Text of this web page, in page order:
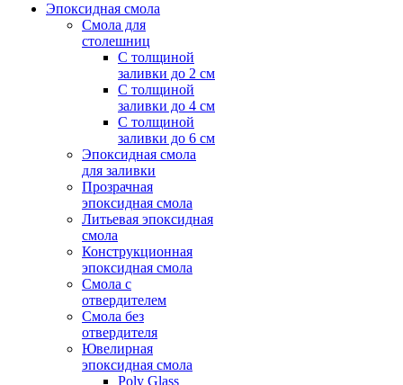
Эпоксидная смола
Смола для
столешниц
С толщиной
заливки до 2 см
С толщиной
заливки до 4 см
С толщиной
заливки до 6 см
Эпоксидная смола
для заливки
Прозрачная
эпоксидная смола
Литьевая эпоксидная
смола
Конструкционная
эпоксидная смола
Смола с
отвердителем
Смола без
отвердителя
Ювелирная
эпоксидная смола
Poly Glass